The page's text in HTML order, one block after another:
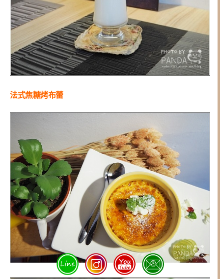
法式焦糖烤布蕾